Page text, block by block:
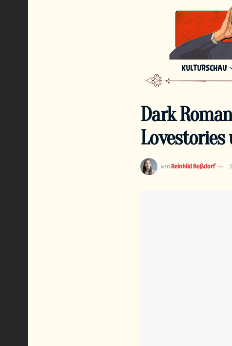
KULTURSCHAU
Dark
Lovestories
von Reinhild Boßdorf